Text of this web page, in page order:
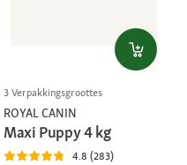
3 Verpakkingsgroottes
ROYAL CANIN
Maxi Puppy 4 kg
4.8 (283)